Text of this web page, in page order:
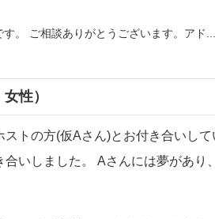
。 ご相談ありがとうございます。アド...
性）
トの方(仮Aさん)とお付き合いし
いしました。 Aさんには夢があり